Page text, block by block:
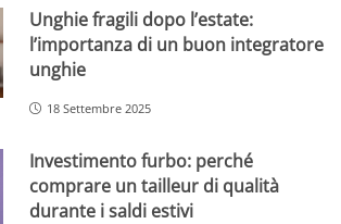
Unghie fragili dopo l’estate:
l’importanza di un buon integratore
unghie
18 Settembre 2025
Investimento furbo: perché
comprare un tailleur di qualità
durante i saldi estivi